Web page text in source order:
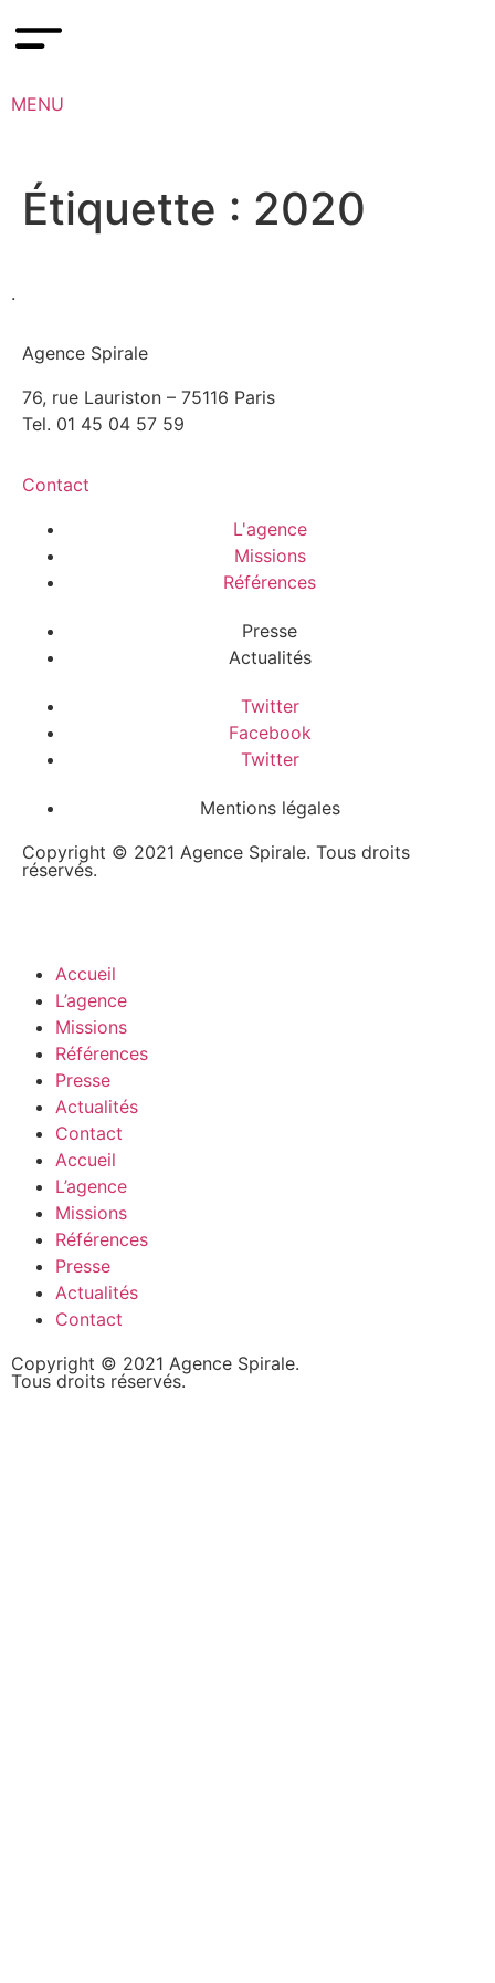
MENU
Étiquette : 2020
.
Agence Spirale
76, rue Lauriston – 75116 Paris
Tel. 01 45 04 57 59
Contact
L'agence
Missions
Références
Presse
Actualités
Twitter
Facebook
Twitter
Mentions légales
Copyright © 2021 Agence Spirale. Tous droits
réservés.
Accueil
L’agence
Missions
Références
Presse
Actualités
Contact
Accueil
L’agence
Missions
Références
Presse
Actualités
Contact
Copyright © 2021 Agence Spirale.
Tous droits réservés.